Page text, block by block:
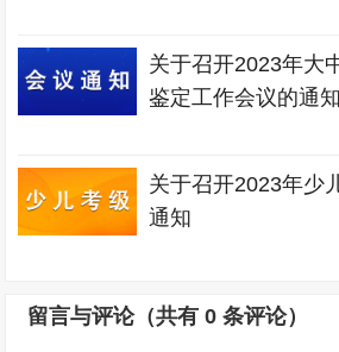
关于召开2023年大
鉴定工作会议的通知
关于召开2023年少
通知
留言与评论（共有0 条评论）